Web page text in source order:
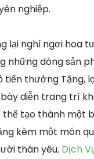
nghiệp.
lại nghỉ ngơi hoa
những dòng sản
tiến thưởng Tặng,
diễn trang trí
tạo thành một
kèm một món
thân yêu. Dịch